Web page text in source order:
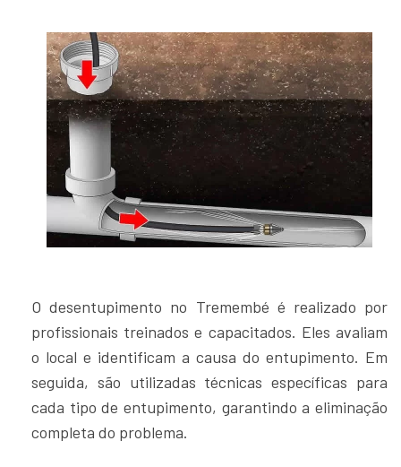
O desentupimento no Tremembé é realizado por
profissionais treinados e capacitados. Eles avaliam
o local e identificam a causa do entupimento. Em
seguida, são utilizadas técnicas específicas para
cada tipo de entupimento, garantindo a eliminação
completa do problema.